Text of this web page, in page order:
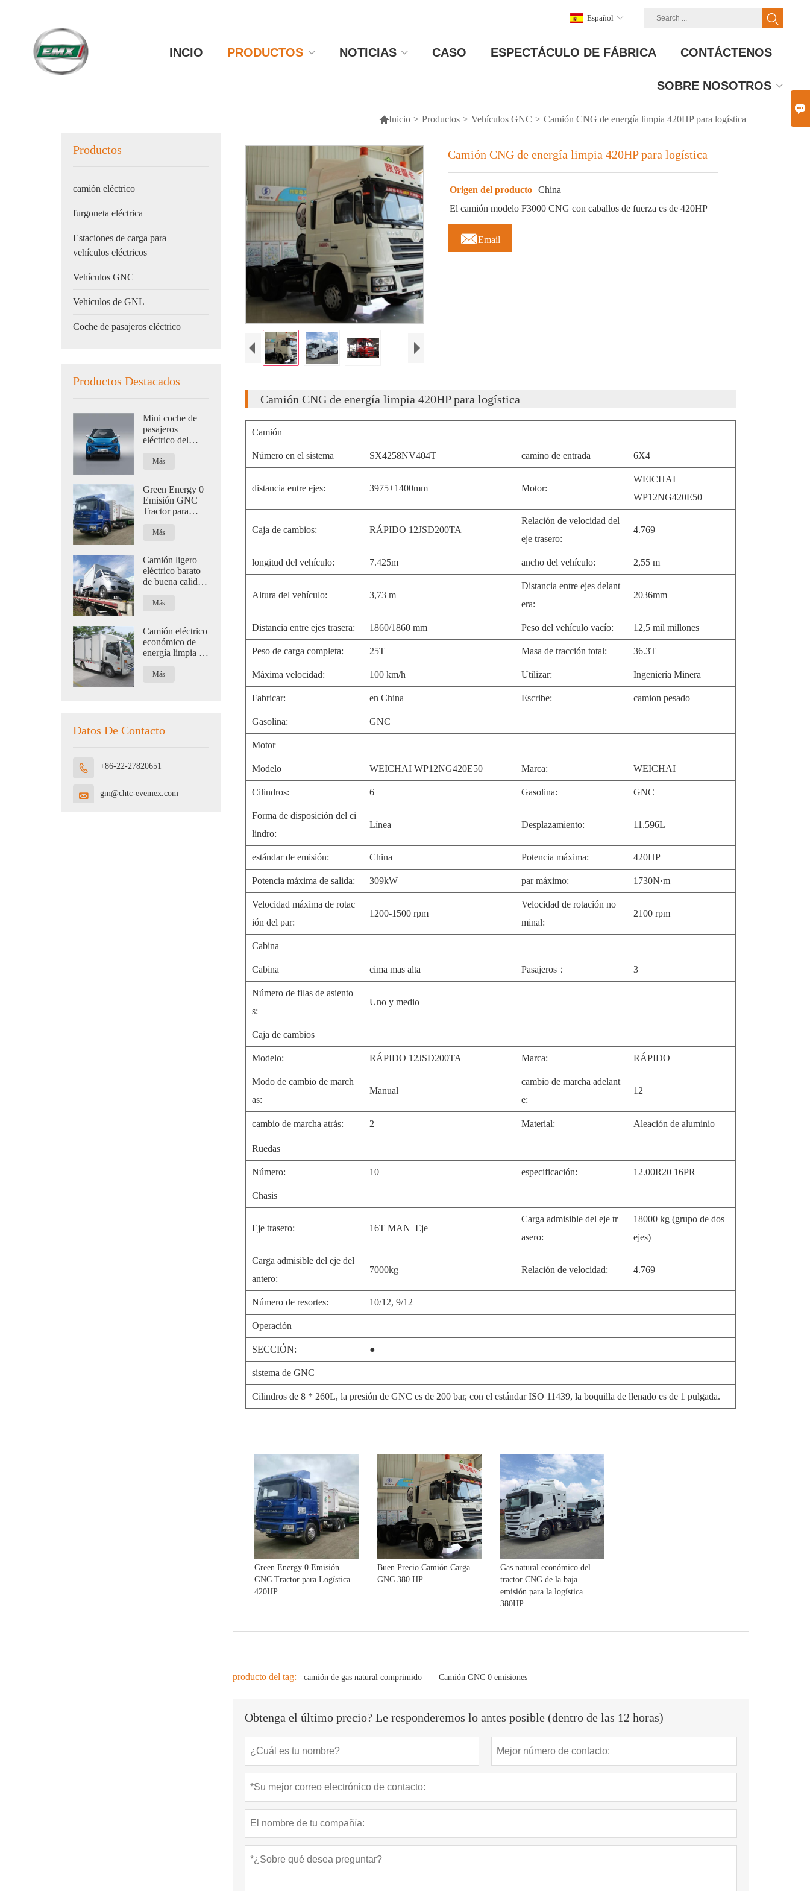
INCIO PRODUCTOS NOTICIAS CASO ESPECTÁCULO DE FÁBRICA CONTÁCTENOS
SOBRE NOSOTROS
Español
Inicio > Productos > Vehículos GNC > Camión CNG de energía limpia 420HP para logística
Productos
camión eléctrico
furgoneta eléctrica
Estaciones de carga para
vehículos eléctricos
Vehículos GNC
Vehículos de GNL
Coche de pasajeros eléctrico
Productos Destacados
Mini coche de
pasajeros
eléctrico del
la nueva energía
Más
Green Energy 0
Emisión GNC
Tractor para
Más
Camión ligero
eléctrico barato
de buena calidad
con capacidad de
Más
Camión eléctrico
económico de
energía limpia de
para logística
Más
Datos De Contacto
 +86-22-27820651
 gm@chtc-evemex.com
Camión CNG de energía limpia 420HP para logística
Origen del producto
China
El camión modelo F3000 CNG con caballos de fuerza es de 420HP
Email
Camión CNG de energía limpia 420HP para logística
Camión
Número en el sistema SX4258NV404T camino de entrada 6X4
distancia entre ejes: 3975+1400mm Motor:
WEICHAI
WP12NG420E50
Caja de cambios: RÁPIDO 12JSD200TA
Relación de velocidad del
eje trasero:
4.769
longitud del vehículo: 7.425m ancho del vehículo: 2,55 m
Altura del vehículo: 3,73 m
Distancia entre ejes delant
era:
2036mm
Distancia entre ejes trasera: 1860/1860 mm Peso del vehículo vacío: 12,5 mil millones
Peso de carga completa: 25T Masa de tracción total: 36.3T
Máxima velocidad: 100 km/h Utilizar: Ingeniería Minera
Fabricar: en China Escribe: camion pesado
Gasolina: GNC
Motor
Modelo WEICHAI WP12NG420E50 Marca: WEICHAI
Cilindros: 6 Gasolina: GNC
Forma de disposición del ci
lindro:
Línea Desplazamiento: 11.596L
estándar de emisión: China Potencia máxima: 420HP
Potencia máxima de salida: 309kW par máximo: 1730N·m
Velocidad máxima de rotac
ión del par:
1200-1500 rpm
Velocidad de rotación no
minal:
2100 rpm
Cabina
Cabina cima mas alta Pasajeros： 3
Número de filas de asiento
s:
Uno y medio
Caja de cambios
Modelo: RÁPIDO 12JSD200TA Marca: RÁPIDO
Modo de cambio de march
as:
Manual
cambio de marcha adelant
e:
12
cambio de marcha atrás: 2 Material: Aleación de aluminio
Ruedas
Número: 10 especificación: 12.00R20 16PR
Chasis
Eje trasero: 16T MAN Eje
Carga admisible del eje tr
asero:
18000 kg (grupo de dos
ejes)
Carga admisible del eje del
antero:
7000kg Relación de velocidad: 4.769
Número de resortes: 10/12, 9/12
Operación
SECCIÓN: ●
sistema de GNC
Cilindros de 8 * 260L, la presión de GNC es de 200 bar, con el estándar ISO 11439, la boquilla de llenado es de 1 pulgada.
Green Energy 0 Emisión
GNC Tractor para Logística
420HP
Buen Precio Camión Carga
GNC 380 HP
Gas natural económico del
tractor CNG de la baja
emisión para la logística
380HP
producto del tag: camión de gas natural comprimido Camión GNC 0 emisiones
Obtenga el último precio? Le responderemos lo antes posible (dentro de las 12 horas)
